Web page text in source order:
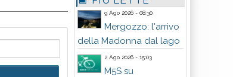
9 Ago 2026 - 08:30
Mergozzo: l'arrivo
della Madonna dal lago
2 Ago 2026 - 15:03
M5S su